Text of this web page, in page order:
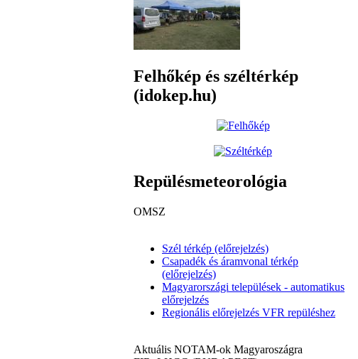
Felhőkép és széltérkép
(idokep.hu)
Repülésmeteorológia
OMSZ
Szél térkép (előrejelzés)
Csapadék és áramvonal térkép
(előrejelzés)
Magyarországi települések - automatikus
előrejelzés
Regionális előrejelzés VFR repüléshez
Aktuális NOTAM-ok Magyaroszágra